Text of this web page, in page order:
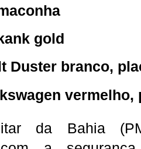
gold
Duster branco,
vermelho,
da Bahia